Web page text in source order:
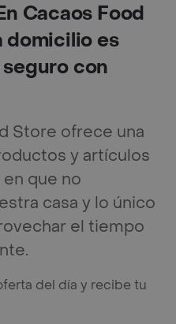
Cacaos Food
domicilio es
con
Store ofrece una
y artículos
que no
casa y lo único
el tiempo
del día y recibe tu